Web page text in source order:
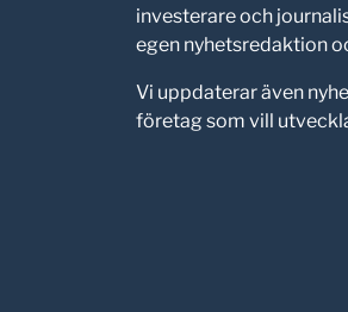
investerare och
egen nyhetsredaktion
Vi uppdaterar även
företag som vill